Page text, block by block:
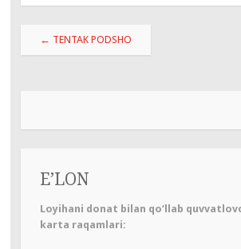
Навигация
по
← TENTAK PODSHO
E’LON
Loyihani donat bilan qo‘llab
karta raqamlari: